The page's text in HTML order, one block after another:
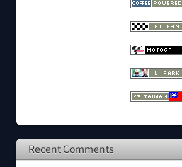
Recent Comments